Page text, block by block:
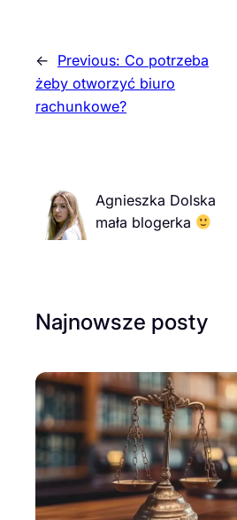
← Previous: Co potrzeba
żeby otworzyć biuro
rachunkowe?
Agnieszka Dolska
mała blogerka
Najnowsze posty